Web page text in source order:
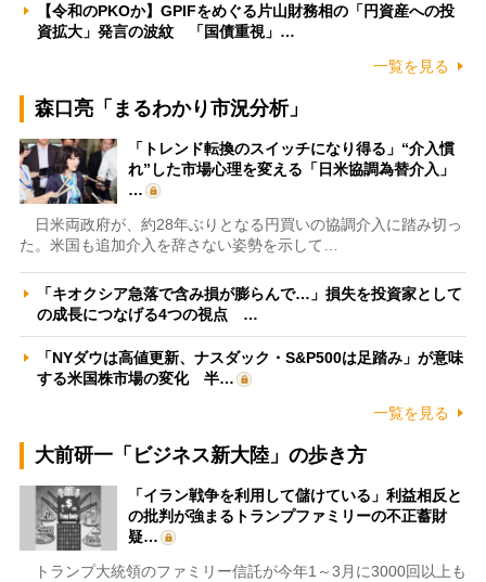
【令和のPKOか】GPIFをめぐる片山財務相の「円資産への投
資拡大」発言の波紋 「国債重視」…
一覧を見る
森口亮「まるわかり市況分析」
「トレンド転換のスイッチになり得る」“介入慣
れ”した市場心理を変える「日米協調為替介入」
…
日米両政府が、約28年ぶりとなる円買いの協調介入に踏み切っ
た。米国も追加介入を辞さない姿勢を示して…
「キオクシア急落で含み損が膨らんで…」損失を投資家として
の成長につなげる4つの視点 …
「NYダウは高値更新、ナスダック・S&P500は足踏み」が意味
する米国株市場の変化 半…
一覧を見る
大前研一「ビジネス新大陸」の歩き方
「イラン戦争を利用して儲けている」利益相反と
の批判が強まるトランプファミリーの不正蓄財
疑…
トランプ大統領のファミリー信託が今年1～3月に3000回以上も